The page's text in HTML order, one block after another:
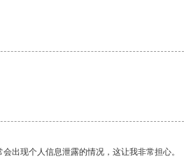
出现个人信息泄露的情况，这让我非常担心。